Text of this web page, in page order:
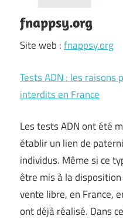
fnappsy.org
Site web :fnappsy.org
Tests ADN : les raisons
interdits en France
Les tests ADN ont été
établir un lien de
individus. Même si ce
être mis à la
vente libre, en France,
ont déjà réalisé. Dans